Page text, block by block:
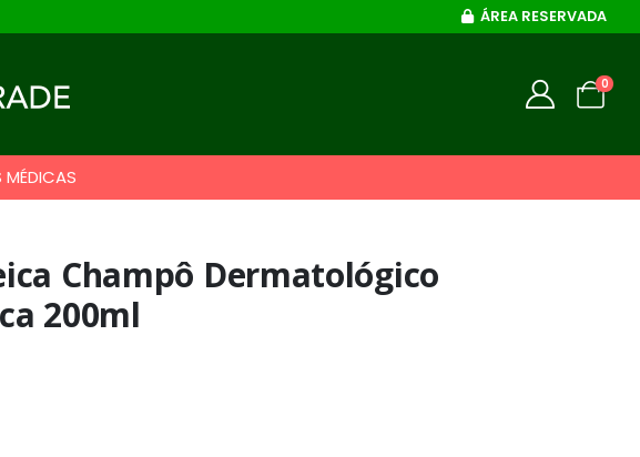
ÁREA RESERVADA
0
MÉDICAS
Champô Dermatológico
200ml